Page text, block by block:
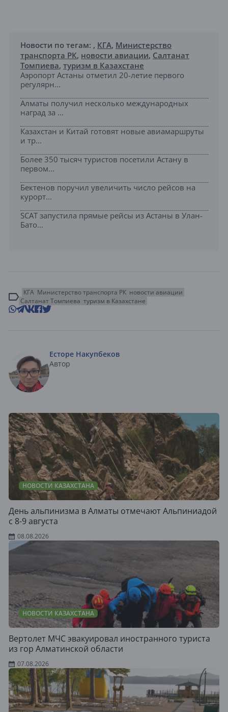
Новости по тегам: , КГА, Министерство
транспорта РК, новости авиации, Салтанат
Томпиева, туризм в Казахстане
Аэропорт Астаны отметил 20-летие первого
регулярн...
Алматы получил несколько международных
наград за ...
Казахстан и Китай готовят новые авиамаршруты
и тр...
Более 350 тысяч туристов посетили Астану в
первом...
Бектенов поручил увеличить число рейсов на
курорт...
SCAT запустила прямые рейсы из Астаны в Улан-
Бато...
КГА Министерство транспорта РК новости авиации
Салтанат Томпиева туризм в Казахстане
Есторе Накупбеков
Автор
НОВОСТИ КАЗАХСТАНА
День альпинизма в Алматы отмечают Альпиниадой
с 8-9 августа
08.08.2026
НОВОСТИ КАЗАХСТАНА
Вертолет МЧС эвакуировал иностранного туриста
из гор Алматинской области
07.08.2026